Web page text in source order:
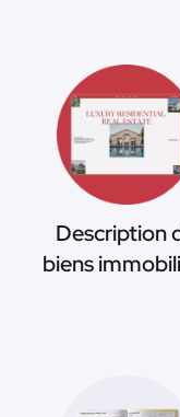
Description
biens